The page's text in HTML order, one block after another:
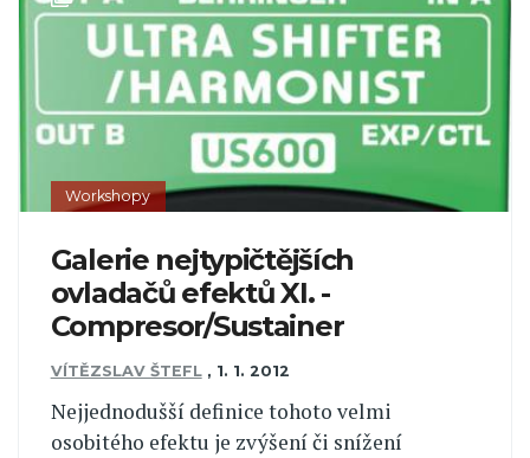
Workshopy
Galerie nejtypičtějších
ovladačů efektů XI. -
Compresor/Sustainer
VÍTĚZSLAV ŠTEFL , 1. 1. 2012
Nejjednodušší definice tohoto velmi
osobitého efektu je zvýšení či snížení